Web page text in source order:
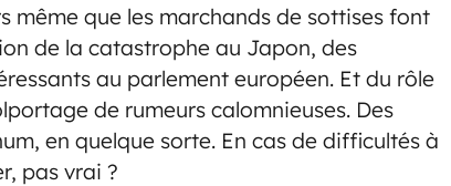
même que les marchands de sottises font
de la catastrophe au Japon, des
au parlement européen. Et du rôle
de rumeurs calomnieuses. Des
en quelque sorte. En cas de difficultés à
pas vrai ?